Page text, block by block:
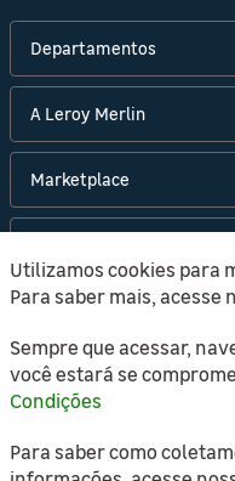
Departamentos
A Leroy Merlin
Marketplace
Atendimento
Copyright © 2021
Utilizamos cookies para
Para saber mais, acesse
Sempre que acessar,
você estará se
Condições
Para saber como